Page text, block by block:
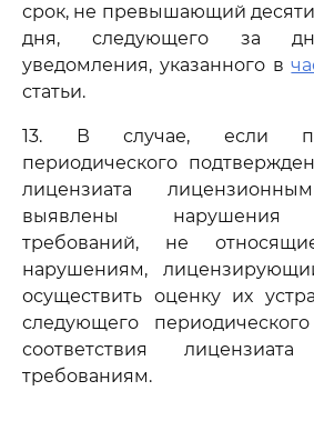
срок, не превышающий
дня, следующего за
уведомления, указанного в
статьи.
13. В случае, если по
периодического
лицензиата
выявлены нарушения
требований, не
нарушениям,
осуществить оценку их
следующего
соответствия
требованиям.